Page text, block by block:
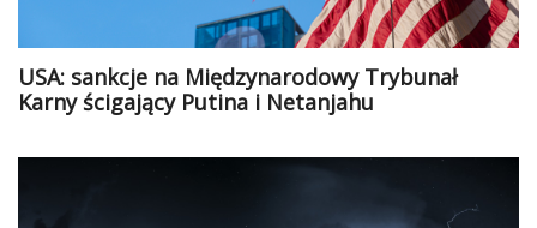
USA: sankcje na Międzynarodowy Trybunał
Karny ścigający Putina i Netanjahu